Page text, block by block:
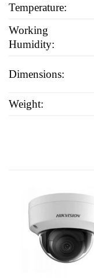
Temperature:
Working
Humidity:
Dimensions:
Weight: